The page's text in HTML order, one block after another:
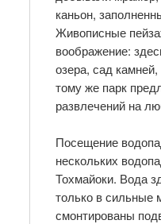
каньон,
Живописные
воображение:
озера, сад
тому же парк
развлечений на
Посещение
нескольких
Тохмайоки. Вода
только в сильные
смонтированы